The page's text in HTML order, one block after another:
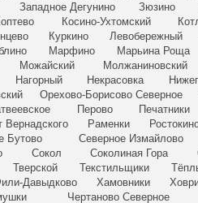
Западное Дегунино Зюзино
Косино-Ухтомский
Куркино Левобережный
Марфино Марьина Роща
Можайский Молжаниновский
Нагорный Некрасовка
Орехово-Борисово Северное
Перово Печатники
Вернадского Раменки
Бутово Северное Измайлово
Сокол Соколиная Гора
Тверской Текстильщики
Давыдково Хамовники
Чертаново Северное